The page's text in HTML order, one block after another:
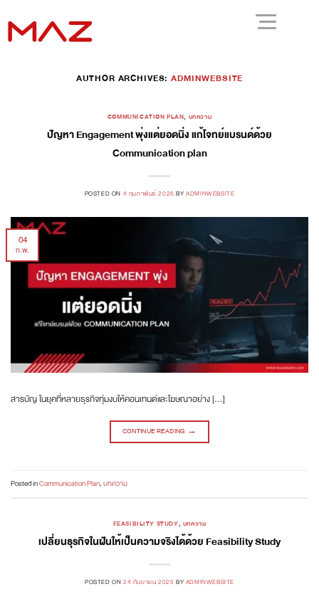
AUTHOR ARCHIVES:ADMINWEBSITE
COMMUNICATION PLAN, บทความ
ปัญหา Engagement พุ่งแต่ยอดนิ่ง แก้โจทย์แบรนด์ด้วย
Communication plan
POSTED ON 4 กุมภาพันธ์ 2026 BYADMINWEBSITE
04
ก.พ.
สารบัญ ในยุคที่หลายธุรกิจทุ่มงบให้คอนเทนต์และโฆษณาอย่าง […]
CONTINUE READING →
Posted inCommunication Plan,บทความ
FEASIBILITY STUDY, บทความ
เปลี่ยนธุรกิจในฝันให้เป็นความจริงได้ด้วย Feasibility Study
POSTED ON24 กันยายน 2025 BY ADMINWEBSITE